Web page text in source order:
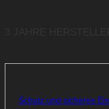
Schutz und sicheres